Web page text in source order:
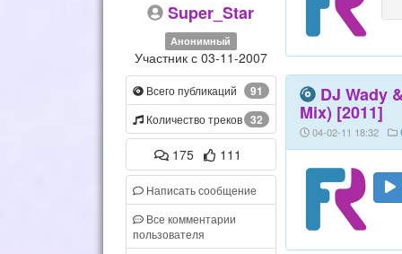
Super_Star
Анонимный
Участник с 03-11-2007
91
Всего публикаций
32
Количество треков
175 111
Написать сообщение
Все комментарии
пользователя
DJ Wady
Mix) [2011]
04-02-11 18:32